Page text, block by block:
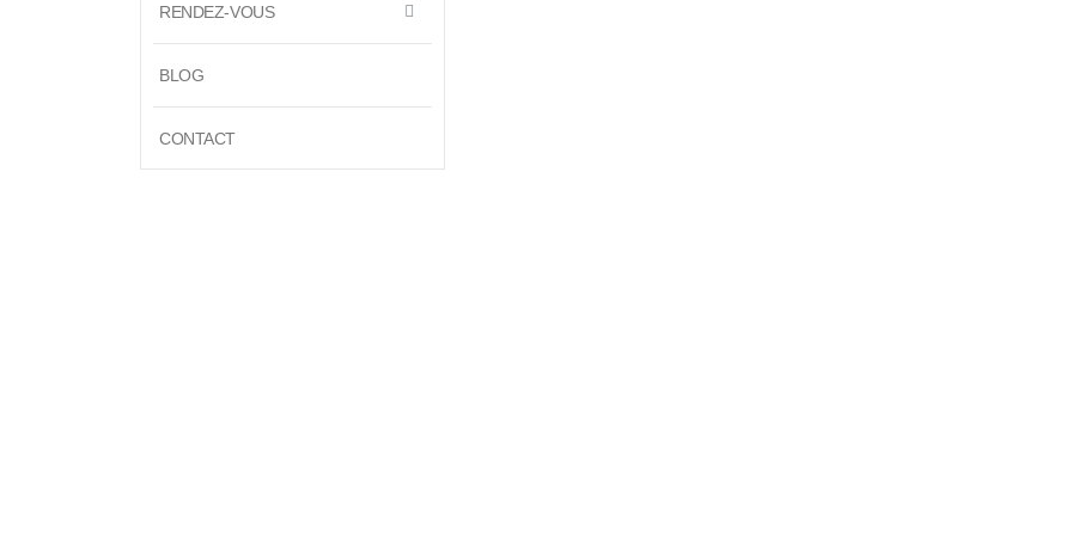
RENDEZ-VOUS
BLOG
CONTACT